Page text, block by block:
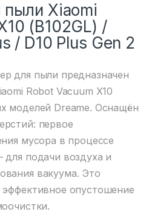
пыли Xiaomi
(B102GL) /
/ D10 Plus Gen 2
для пыли предназначен
Robot Vacuum X10
моделей Dreame. Оснащён
первое
мусора в процессе
подачи воздуха и
вакуума. Это
опустошение